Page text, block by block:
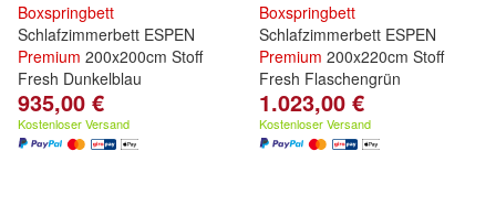
Boxspringbett
Schlafzimmerbett ESPEN
Premium 200x200cm Stoff
Fresh Dunkelblau
935,00 €
Kostenloser Versand
Boxspringbett
Schlafzimmerbett ESPEN
Premium 200x220cm Stoff
Fresh Flaschengrün
1.023,00 €
Kostenloser Versand